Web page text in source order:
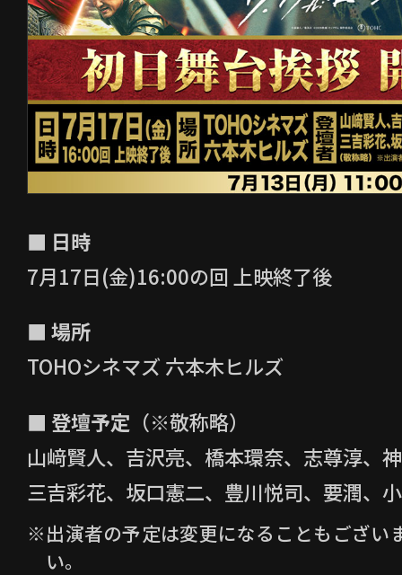
・投稿された作品の著作権（著作権法
る権利を含みます。）は、作品の制作
の決戦』製作委員会に無償で譲渡され
画『キングダム 魂の決戦』製作委員会
使しないことに同意します。
・投稿された作品を使用して、映画『キ
のない特定の政治団体、企業、個人、
・運営上、投稿内容が適切でないと当社
要請、または不適切な行為としてX(
・本キャンペーンのために投稿された
『キングダム 魂の決戦』公式SNSまた
TV・WEBサイト）への掲載等、映画
プロモーションのために使用する場合
ご了承ください。使用方法やデザイン
社の業務委託先に一任するものとさせ
用に関するお問い合わせにはお答えい
・当選者には 映画『キングダム 魂の決戦
■ 日時
7月17日(金)16:00の回 上映終了後
■ 場所
TOHOシネマズ 六本木ヒルズ
■ 登壇予定 （※敬称略）
山﨑賢人、吉沢亮、橋本環奈、志尊淳、
三吉彩花、坂口憲二、豊川悦司、要潤、
※出演者の予定は変更になることもござい
い。